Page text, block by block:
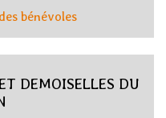
bénévoles
DEMOISELLES DU